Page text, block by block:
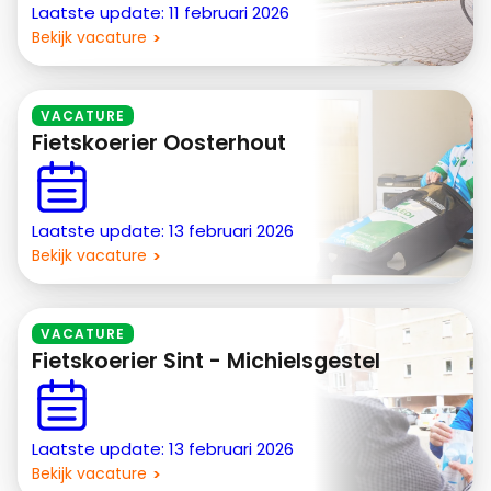
Laatste update: 11 februari 2026
Bekijk vacature
VACATURE
Fietskoerier Oosterhout
Laatste update: 13 februari 2026
Bekijk vacature
VACATURE
Fietskoerier Sint - Michielsgestel
Laatste update: 13 februari 2026
Bekijk vacature